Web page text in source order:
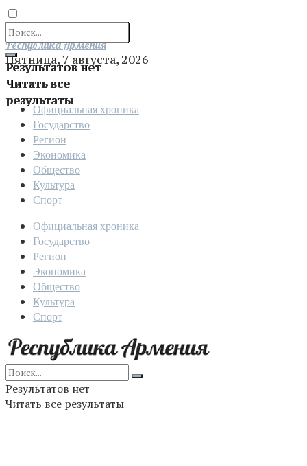
Результатов нет
Читать все
результаты
Отправить
Республика Армения
Пятница, 7 августа, 2026
Официальная хроника
Государство
Регион
Экономика
Общество
Культура
Спорт
Официальная хроника
Государство
Регион
Экономика
Общество
Культура
Спорт
Результатов нет
Читать все результаты